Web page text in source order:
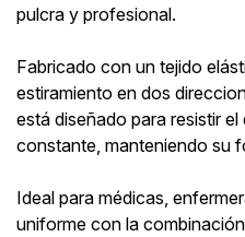
pulcra y profesional.
Fabricado con un tejido
estiramiento en dos
está diseñado para resistir
constante, manteniendo su
Ideal para médicas,
uniforme con la